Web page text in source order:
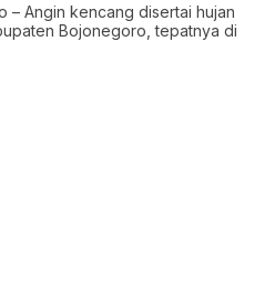
– Angin kencang disertai hujan
Bojonegoro, tepatnya di